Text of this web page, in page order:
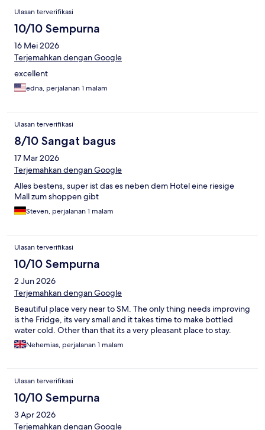
Ulasan terverifikasi
10/10 Sempurna
16 Mei 2026
Terjemahkan dengan Google
excellent
edna, perjalanan 1 malam
Ulasan terverifikasi
8/10 Sangat bagus
17 Mar 2026
Terjemahkan dengan Google
Alles bestens, super ist das es neben dem Hotel eine riesige
Mall zum shoppen gibt
Steven, perjalanan 1 malam
Ulasan terverifikasi
10/10 Sempurna
2 Jun 2026
Terjemahkan dengan Google
Beautiful place very near to SM. The only thing needs improving
is the Fridge, its very small and it takes time to make bottled
water cold. Other than that its a very pleasant place to stay.
Nehemias, perjalanan 1 malam
Ulasan terverifikasi
10/10 Sempurna
3 Apr 2026
Terjemahkan dengan Google